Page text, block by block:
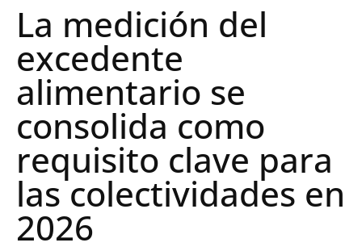
La medición del
excedente
alimentario se
consolida como
requisito clave para
las colectividades en
2026